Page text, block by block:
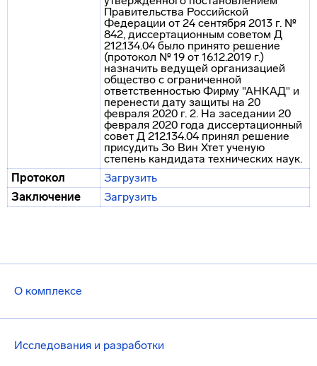
О комплексе
Исследования и разработки
Правительства Российской
Федерации от 24 сентября 2013 г. №
842, диссертационным советом Д
212.134.04 было принято решение
(протокол № 19 от 16.12.2019 г.)
назначить ведущей организацией
общество с ограниченной
ответственностью Фирму "АНКАД" и
перенести дату защиты на 20
февраля 2020 г. 2. На заседании 20
февраля 2020 года диссертационный
совет Д 212.134.04 принял решение
присудить Зо Вин Хтет ученую
степень кандидата технических наук.
Протокол
Загрузить
Заключение
Загрузить